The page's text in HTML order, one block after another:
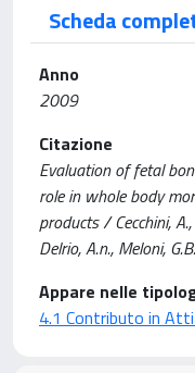
Scheda
Anno
2009
Citazione
Evaluation of fetal
role in whole body
products / Cecchini,
Delrio, A.n., Meloni,
Appare nelle
4.1 Contributo in